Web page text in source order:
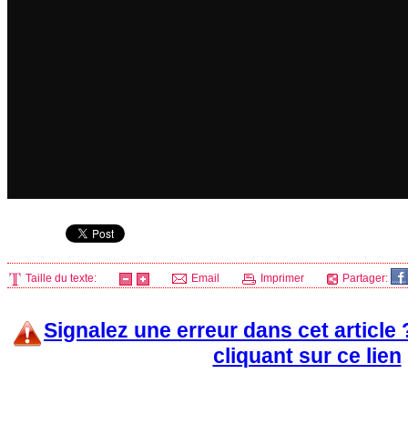
Taille du texte: Email Imprimer Partager:
Signalez une erreur dans cet article
cliquant sur ce lien